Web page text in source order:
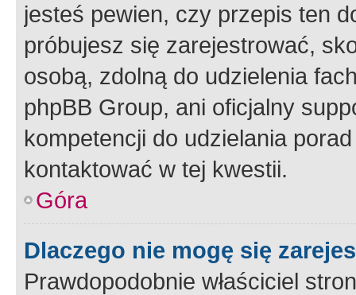
jesteś pewien, czy przepis ten
próbujesz się zarejestrować,
osobą, zdolną do udzielenia
phpBB Group, ani oficjalny
kompetencji do udzielania
kontaktować w tej kwestii.
Góra
Dlaczego nie mogę się
Prawdopodobnie właściciel